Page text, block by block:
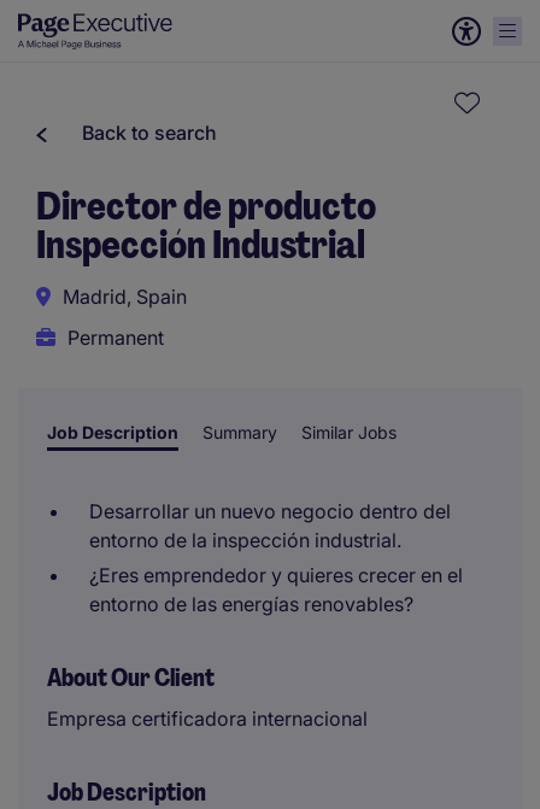
Back to search
Director de producto
Inspección Industrial
Madrid, Spain
Permanent
Job Description Summary Similar Jobs
Desarrollar un nuevo negocio dentro del
entorno de la inspección industrial.
¿Eres emprendedor y quieres crecer en el
entorno de las energías renovables?
About Our Client
Empresa certificadora internacional
Job Description